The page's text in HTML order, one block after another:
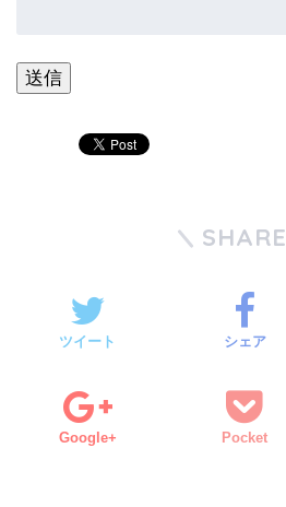
SHARE
ツイート シェア
Google+ Pocket